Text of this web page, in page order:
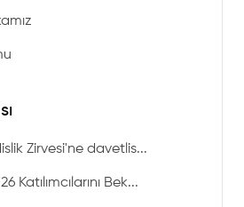
Zirvesi'ne davetlis...
Katılımcılarını Bek...